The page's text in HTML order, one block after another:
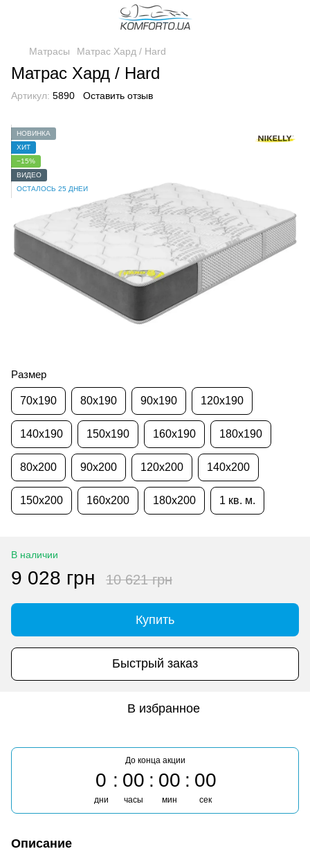
Матрасы Матрас Хард / Hard
Матрас Хард / Hard
Артикул: 5890 Оставить отзыв
НОВИНКА
ХИТ
−15%
ВИДЕО
ОСТАЛОСЬ 25 ДНЕЙ
Размер
70x190 80x190 90x190 120x190
140x190 150x190 160x190 180x190
80x200 90x200 120x200 140x200
150x200 160x200 180x200 1 кв. м.
В наличии
9 028 грн 10 621 грн
Купить
Быстрый заказ
В избранное
До конца акции
0
дни
00
часы
00
мин
00
сек
Описание